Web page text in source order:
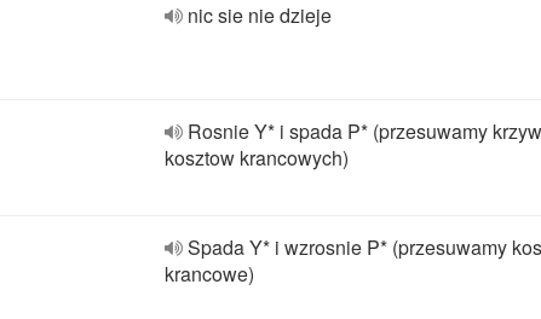
nic sie nie dzieje
Rosnie Y* i spada P* (przesuwamy
kosztow krancowych)
Spada Y* i wzrosnie P* (przesuwamy
krancowe)